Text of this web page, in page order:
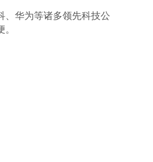
、华为等诸多领先科技公